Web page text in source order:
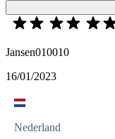
Jansen010010
16/01/2023
Nederland